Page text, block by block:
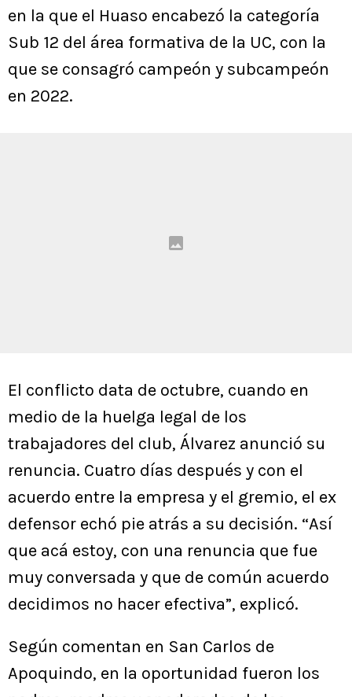
en la que el Huaso encabezó la categoría
Sub 12 del área formativa de la UC, con la
que se consagró campeón y subcampeón
en 2022.
El conflicto data de octubre, cuando en
medio de la huelga legal de los
trabajadores del club, Álvarez anunció su
renuncia. Cuatro días después y con el
acuerdo entre la empresa y el gremio, el ex
defensor echó pie atrás a su decisión. “Así
que acá estoy, con una renuncia que fue
muy conversada y que de común acuerdo
decidimos no hacer efectiva”, explicó.
Según comentan en San Carlos de
Apoquindo, en la oportunidad fueron los